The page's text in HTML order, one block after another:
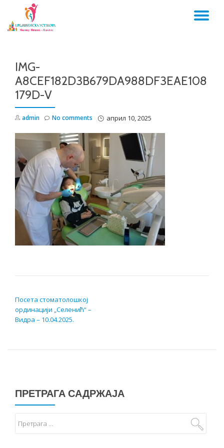
Skip
IMG-
A8CEF182D3B679DA988DF3EAE108
179D-V
admin април 10, 2025
No comments
Посета стоматолошкој
ординацији „Селенић“ –
Видра – 10.04.2025.
ПРЕТРАГА САДРЖАЈА